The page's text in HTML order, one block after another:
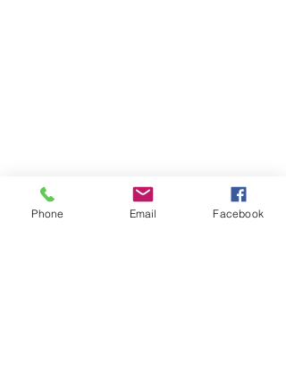
Phone Email Facebook